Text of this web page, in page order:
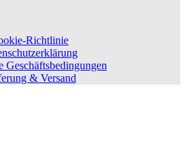
Richtlinie
Geschäftsbedingungen
& Versand